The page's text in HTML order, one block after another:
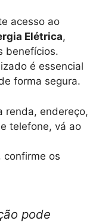
acesso ao
Elétrica,
benefícios.
é essencial
forma segura.
renda, endereço,
telefone, vá ao
confirme os
pode